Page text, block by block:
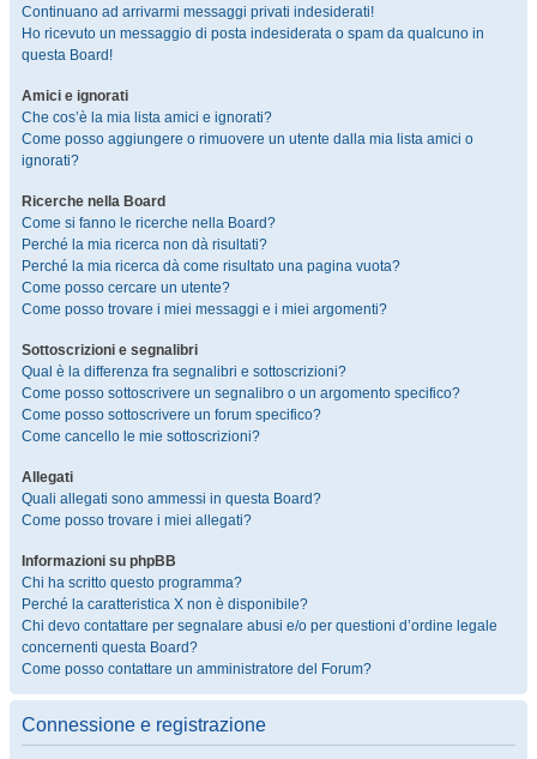
Continuano ad arrivarmi messaggi privati indesiderati!
Ho ricevuto un messaggio di posta indesiderata o spam da qualcuno in
questa Board!
Amici e ignorati
Che cos’è la mia lista amici e ignorati?
Come posso aggiungere o rimuovere un utente dalla mia lista amici o
ignorati?
Ricerche nella Board
Come si fanno le ricerche nella Board?
Perché la mia ricerca non dà risultati?
Perché la mia ricerca dà come risultato una pagina vuota?
Come posso cercare un utente?
Come posso trovare i miei messaggi e i miei argomenti?
Sottoscrizioni e segnalibri
Qual è la differenza fra segnalibri e sottoscrizioni?
Come posso sottoscrivere un segnalibro o un argomento specifico?
Come posso sottoscrivere un forum specifico?
Come cancello le mie sottoscrizioni?
Allegati
Quali allegati sono ammessi in questa Board?
Come posso trovare i miei allegati?
Informazioni su phpBB
Chi ha scritto questo programma?
Perché la caratteristica X non è disponibile?
Chi devo contattare per segnalare abusi e/o per questioni d’ordine legale
concernenti questa Board?
Come posso contattare un amministratore del Forum?
Connessione e registrazione